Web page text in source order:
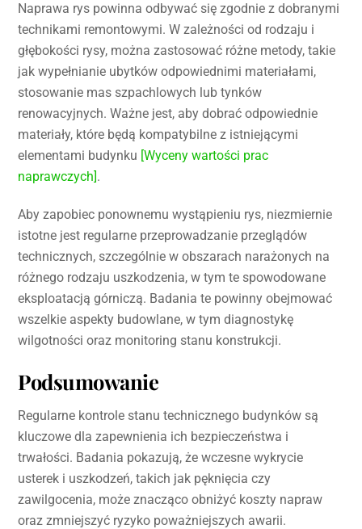
Naprawa rys powinna odbywać się zgodnie z dobranymi
technikami remontowymi. W zależności od rodzaju i
głębokości rysy, można zastosować różne metody, takie
jak wypełnianie ubytków odpowiednimi materiałami,
stosowanie mas szpachlowych lub tynków
renowacyjnych. Ważne jest, aby dobrać odpowiednie
materiały, które będą kompatybilne z istniejącymi
elementami budynku [Wyceny wartości prac
naprawczych].
Aby zapobiec ponownemu wystąpieniu rys, niezmiernie
istotne jest regularne przeprowadzanie przeglądów
technicznych, szczególnie w obszarach narażonych na
różnego rodzaju uszkodzenia, w tym te spowodowane
eksploatacją górniczą. Badania te powinny obejmować
wszelkie aspekty budowlane, w tym diagnostykę
wilgotności oraz monitoring stanu konstrukcji.
Podsumowanie
Regularne kontrole stanu technicznego budynków są
kluczowe dla zapewnienia ich bezpieczeństwa i
trwałości. Badania pokazują, że wczesne wykrycie
usterek i uszkodzeń, takich jak pęknięcia czy
zawilgocenia, może znacząco obniżyć koszty napraw
oraz zmniejszyć ryzyko poważniejszych awarii.